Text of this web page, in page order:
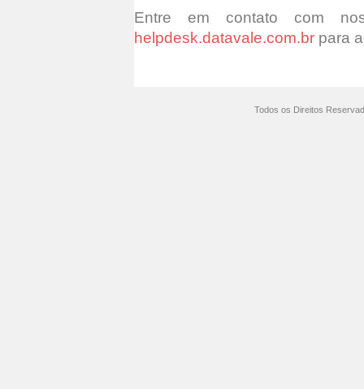
Entre em contato com
helpdesk.datavale.com.br para
Todos os Direitos